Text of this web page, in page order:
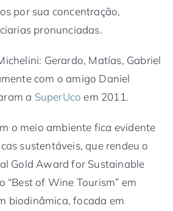
por sua concentração,
pronunciadas.
Gerardo, Matías, Gabriel
com o amigo Daniel
a SuperUco em 2011.
o meio ambiente fica evidente
sustentáveis, que rendeu o
Gold Award for Sustainable
“Best of Wine Tourism” em
biodinâmica, focada em